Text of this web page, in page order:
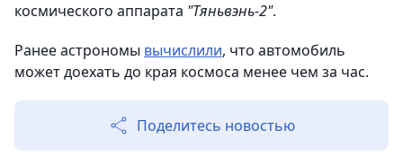
космического аппарата "Тяньвэнь-2".
Ранее астрономы вычислили, что автомобиль
может доехать до края космоса менее чем за час.
Поделитесь новостью